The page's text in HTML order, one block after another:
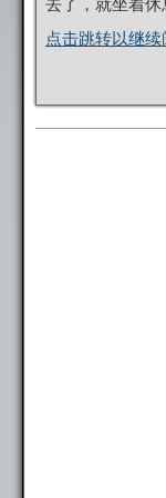
去了，就坐着
点击跳转以继续